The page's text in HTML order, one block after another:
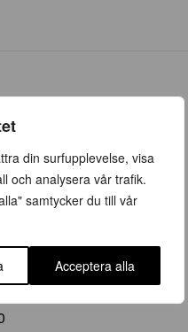
din surfupplevelse, visa
och analysera vår trafik.
samtycker du till vår
Acceptera alla
16:00